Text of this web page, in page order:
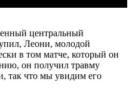
центральный
Леони, молодой
в том матче, который он
он получил травму
так что мы увидим его